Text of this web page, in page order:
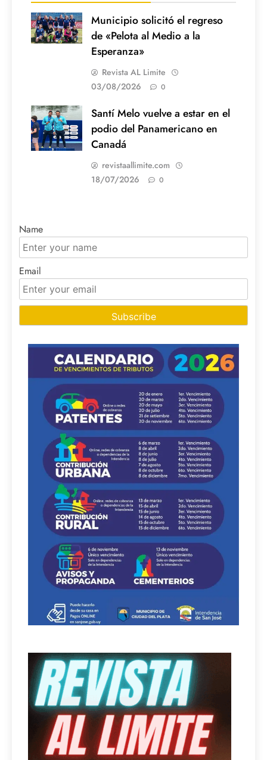
Municipio solicitó el regreso
de «Pelota al Medio a la
Esperanza»
Revista AL Limite
03/08/2026
0
Santí Melo vuelve a estar en el
podio del Panamericano en
Canadá
revistaallimite.com
18/07/2026
0
Name
Email